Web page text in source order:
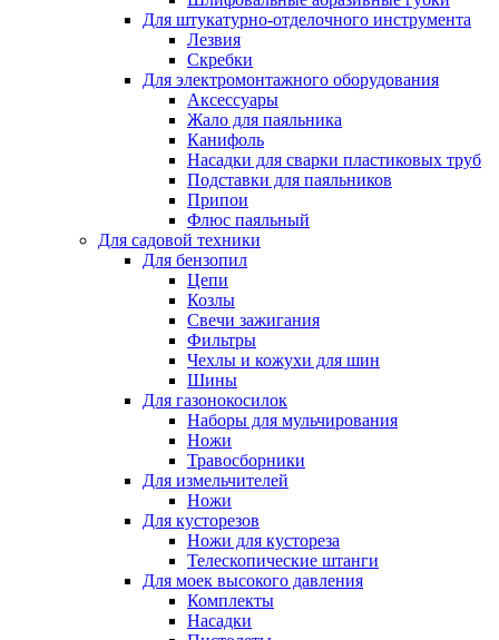
Для штукатурно-отделочного инструмента
Лезвия
Скребки
Для электромонтажного оборудования
Аксессуары
Жало для паяльника
Канифоль
Насадки для сварки пластиковых труб
Подставки для паяльников
Припои
Флюс паяльный
Для садовой техники
Для бензопил
Цепи
Козлы
Свечи зажигания
Фильтры
Чехлы и кожухи для шин
Шины
Для газонокосилок
Наборы для мульчирования
Ножи
Травосборники
Для измельчителей
Ножи
Для кусторезов
Ножи для кустореза
Телескопические штанги
Для моек высокого давления
Комплекты
Насадки